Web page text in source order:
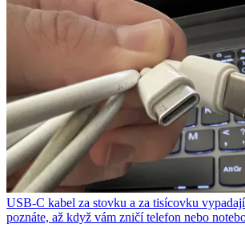
USB-C kabel za stovku a za tisícovku
poznáte, až když vám zničí telefon nebo